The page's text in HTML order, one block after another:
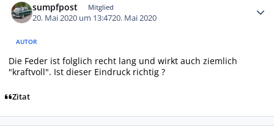
sumpfpost Mitglied
20. Mai 2020 um 13:4720. Mai 2020
AUTOR
Die Feder ist folglich recht lang und wirkt auch ziemlich
"kraftvoll". Ist dieser Eindruck richtig ?
Zitat